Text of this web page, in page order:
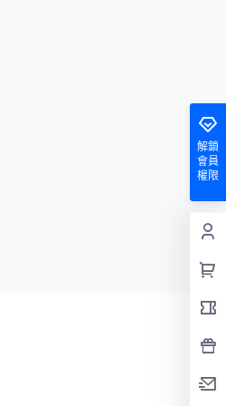
解鎖
會員
權限